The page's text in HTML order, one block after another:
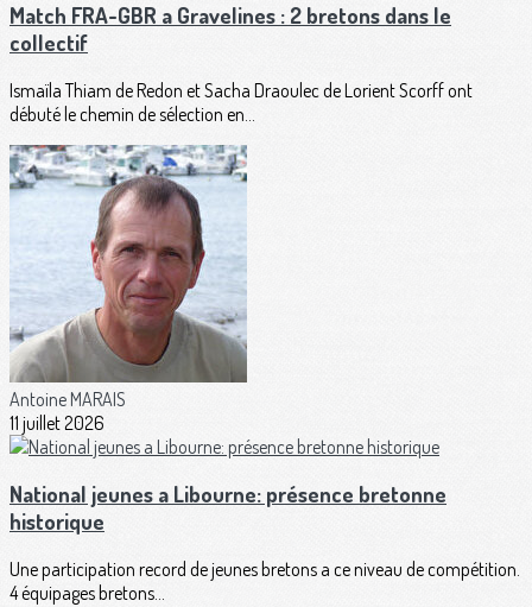
Match FRA-GBR a Gravelines : 2 bretons dans le
collectif
Ismaïla Thiam de Redon et Sacha Draoulec de Lorient Scorff ont
débuté le chemin de sélection en...
Antoine MARAIS
11 juillet 2026
National jeunes a Libourne: présence bretonne
historique
Une participation record de jeunes bretons a ce niveau de compétition.
4 équipages bretons...